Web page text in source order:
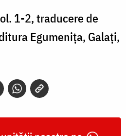
1-2, traducere de
Egumenița, Galați,